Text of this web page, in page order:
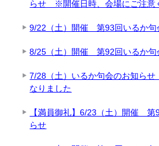
らせ ※開催日時、会場にご注意
9/22（土）開催 第93回いるか句
8/25（土）開催 第92回いるか句
7/28（土）いるか句会のお知ら
なりました
【満員御礼】6/23（土）開催 第
らせ